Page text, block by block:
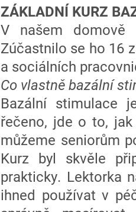
ZÁKLADNÍ KURZ
V našem domově
Zúčastnilo se ho 16
a sociálních
Co vlastně bazální
Bazální stimulace
řečeno, jde o to,
můžeme seniorům
Kurz byl skvěle
prakticky. Lektorka
ihned používat v